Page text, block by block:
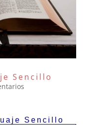
Sencillo
Sencillo